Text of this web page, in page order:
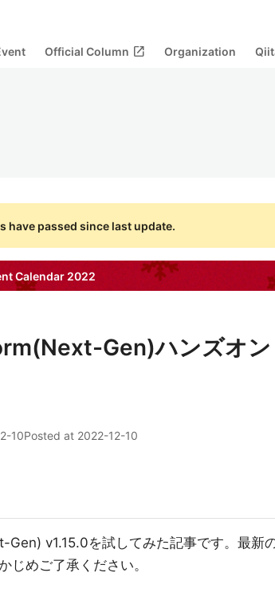
Official Column open_in_new Organization
have passed since last update.
Calendar 2022
Gen)ハンズオン
10Posted at 2022-12-10
v1.15.0を試してみた記事です。最新
じめご了承ください。